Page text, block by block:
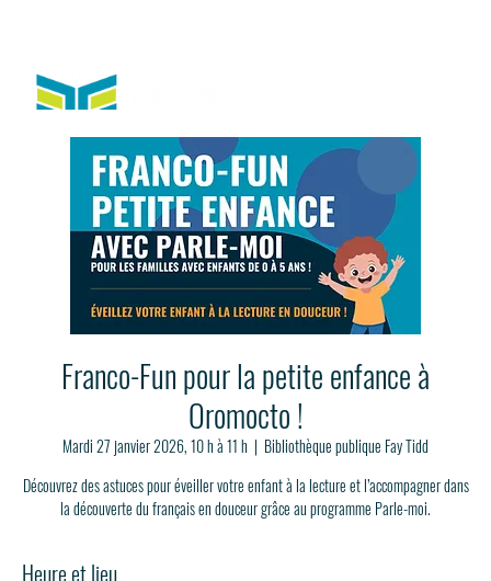
Franco-Fun pour la petite enfance à
Oromocto !
Mardi 27 janvier 2026, 10 h à 11 h
  |
Bibliothèque publique Fay Tidd
Découvrez des astuces pour éveiller votre enfant à la lecture et l’accompagner dans
la découverte du français en douceur grâce au programme Parle-moi.
Heure et lieu